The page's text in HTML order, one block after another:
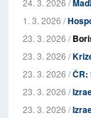
24. 3. 2026 /
1. 3. 2026 /
23. 3. 2026 /
23. 3. 2026 /
23. 3. 2026 /ČR:
23. 3. 2026 /
23. 3. 2026 /